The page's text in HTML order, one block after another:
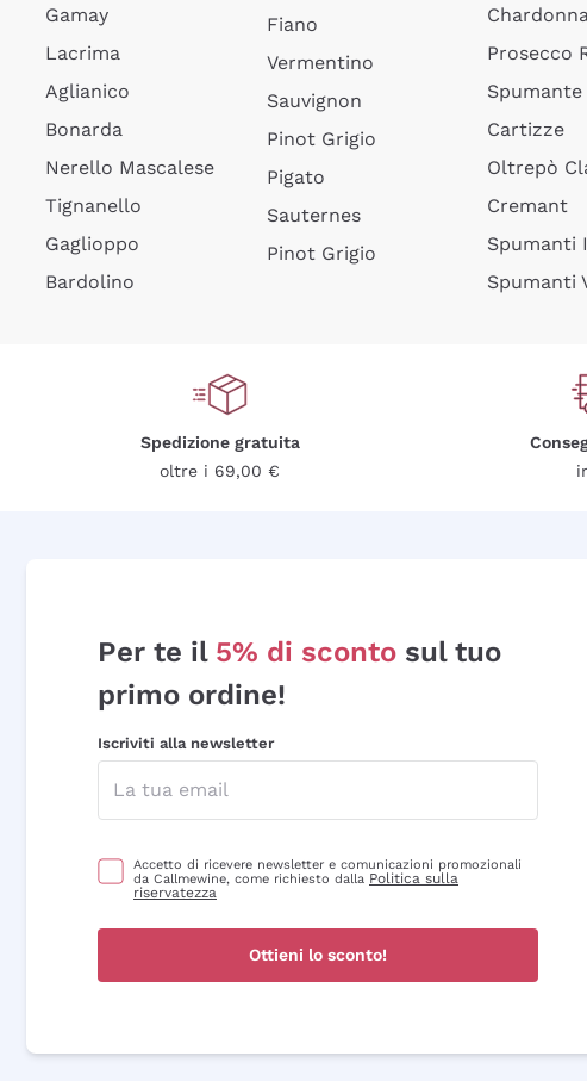
Gamay
Lacrima
Aglianico
Bonarda
Nerello Mascalese
Tignanello
Gaglioppo
Bardolino
Fiano
Vermentino
Sauvignon
Pinot Grigio
Pigato
Sauternes
Pinot Grigio
Prosecco
Cartizze
Oltrepò
Cremant
Spumanti
Spumanti
Spedizione gratuita
oltre i 69,00 €
Per te il 5% di sconto sul tuo
primo ordine!
Iscriviti alla newsletter
Accetto di ricevere newsletter e comunicazioni promozionali
da Callmewine, come richiesto dalla Politica sulla
riservatezza
Ottieni lo sconto!